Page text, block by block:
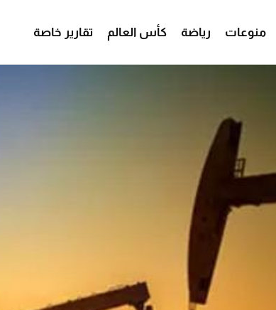
منوعات رياضة كأس العالم تقارير خاصة